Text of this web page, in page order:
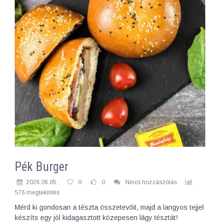
Pék Burger
2026.06.05. 0 0
Nincs hozzászólás
576 megtekintés
Mérd ki gondosan a tészta összetevőit, majd a langyos tejjel
készíts egy jól kidagasztott közepesen lágy tésztát!